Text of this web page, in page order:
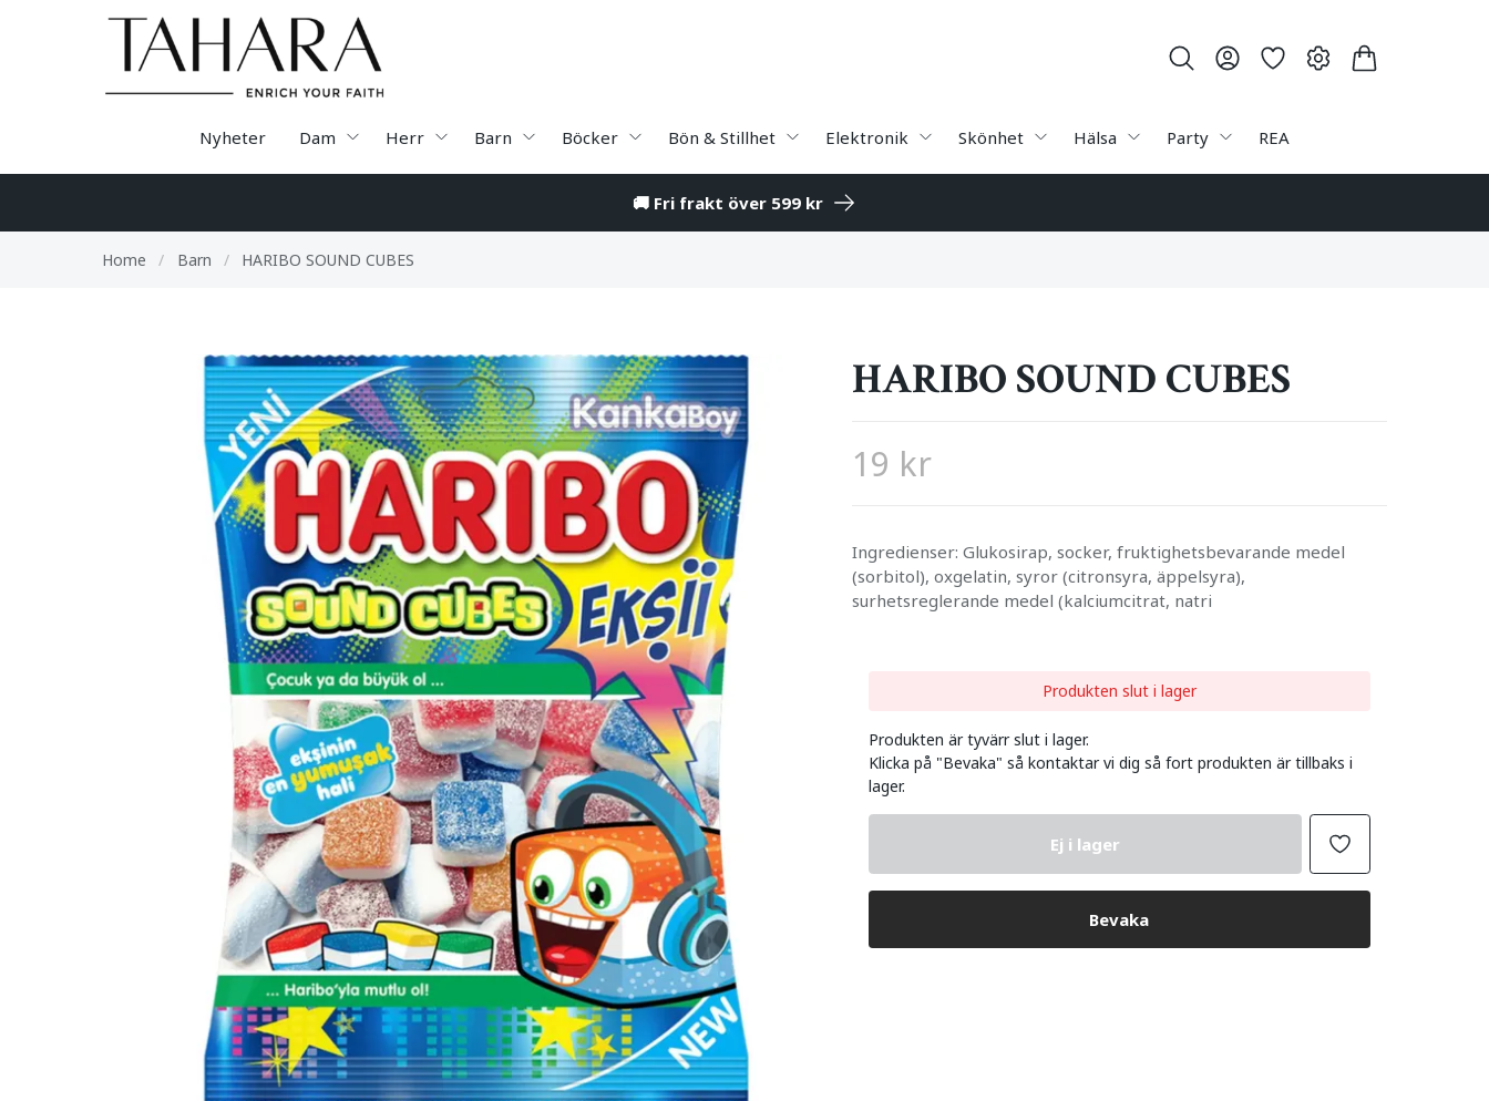
Nyheter Dam Herr Barn Böcker Bön & Stillhet Elektronik Skönhet Hälsa Party REA
🚚 Fri frakt över 599 kr
Home / Barn / HARIBO SOUND CUBES
HARIBO SOUND CUBES
19 kr
Ingredienser: Glukosirap, socker, fruktighetsbevarande medel
(sorbitol), oxgelatin, syror (citronsyra, äppelsyra),
surhetsreglerande medel (kalciumcitrat, natri
Produkten slut i lager
Produkten är tyvärr slut i lager.
Klicka på "Bevaka" så kontaktar vi dig så fort produkten är tillbaks i
lager.
Ej i lager
Bevaka